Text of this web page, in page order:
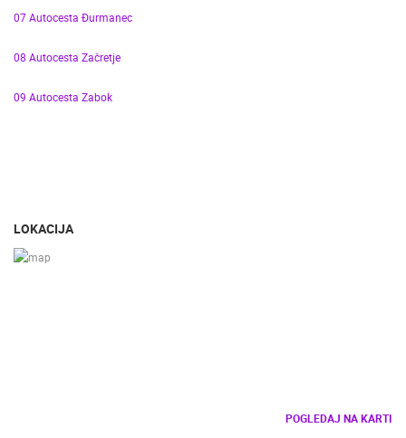
07 Autocesta Đurmanec
08 Autocesta Začretje
09 Autocesta Zabok
LOKACIJA
POGLEDAJ NA KARTI